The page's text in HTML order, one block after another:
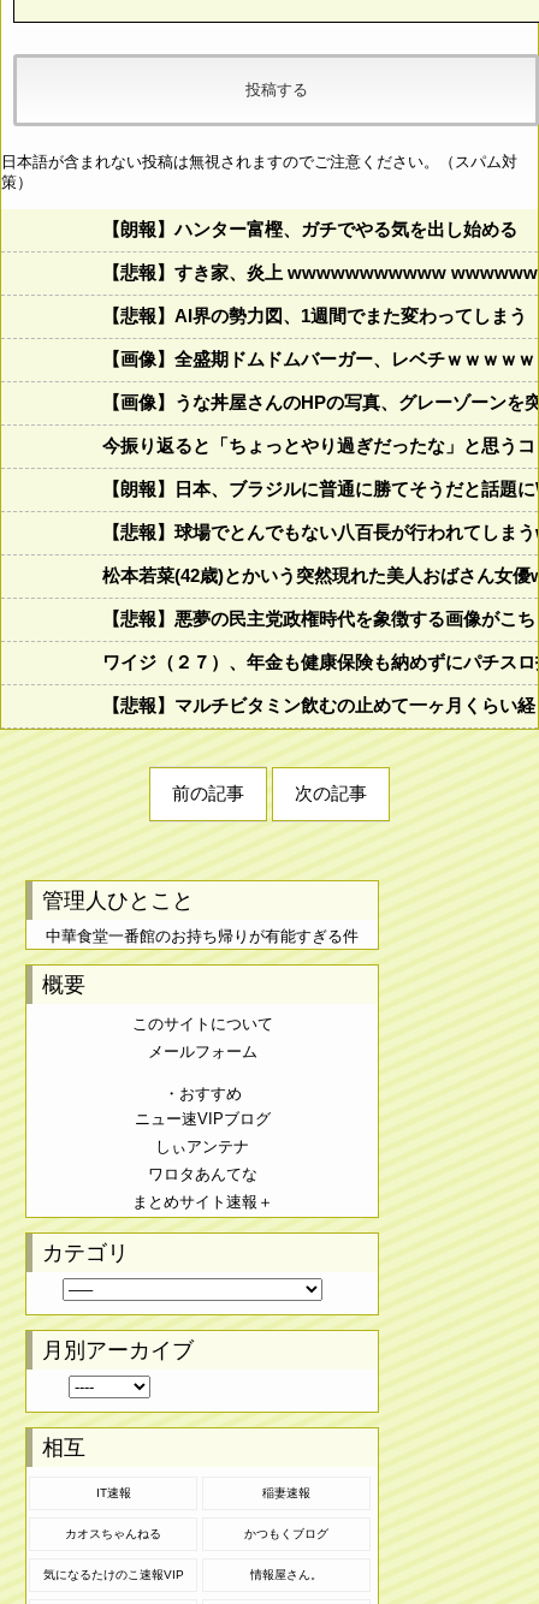
日本語が含まれない投稿は無視されますのでご注意ください。（スパム対
策）
【朗報】ハンター富樫、ガチでやる気を出し始める
【悲報】すき家、炎上 wwwwwwwwwww
【悲報】AI界の勢力図、1週間でまた変わってしまう
【画像】全盛期ドムドムバーガー、レベチｗｗｗｗ
【画像】うな丼屋さんのHPの写真、グレーゾーンを
今振り返ると「ちょっとやり過ぎだったな」と思う
【朗報】日本、ブラジルに普通に勝てそうだと話題
【悲報】球場でとんでもない八百長が行われてし
松本若菜(42歳)とかいう突然現れた美人おばさん女優
【悲報】悪夢の民主党政権時代を象徴する画像がこ
ワイジ（２７）、年金も健康保険も納めずにパチス
【悲報】マルチビタミン飲むの止めて一ヶ月くらい
前の記事 次の記事
管理人ひとこと
中華食堂一番館のお持ち帰りが有能すぎる件
概要
このサイトについて
メールフォーム
・おすすめ
ニュー速VIPブログ
しぃアンテナ
ワロタあんてな
まとめサイト速報＋
カテゴリ
月別アーカイブ
相互
IT速報 稲妻速報
カオスちゃんねる かつもくブログ
気になるたけのこ速報VIP 情報屋さん。